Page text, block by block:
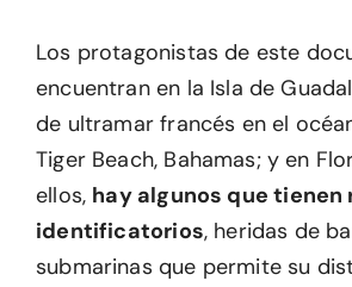
Los protagonistas de este
encuentran en la Isla de
de ultramar francés en el
Tiger Beach, Bahamas; y en
ellos, hay algunos que tienen
identificatorios, heridas de
submarinas que permite su